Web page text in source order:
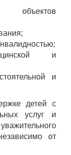
объектов
и
и
детей с
услуг и
от